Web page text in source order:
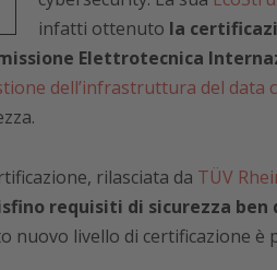
infatti ottenuto la
Elettrotecnica
dell’infrastruttura del data
rilasciata da TÜV
requisiti di sicurezza
nuovo livello di certificazione